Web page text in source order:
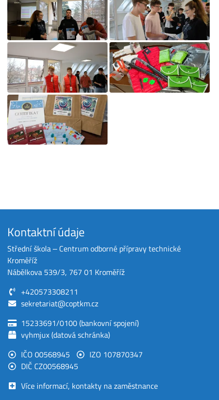
Kontaktní údaje
Střední škola ‒ Centrum odborné přípravy technické
Kroměříž
Nábělkova 539/3, 767 01 Kroměříž
+420573308211
sekretariat@coptkm.cz
15233691/0100 (bankovní spojení)
vyhmjux (datová schránka)
IČO 00568945
IZO 107870347
DIČ CZ00568945
Více informací, kontakty na zaměstnance